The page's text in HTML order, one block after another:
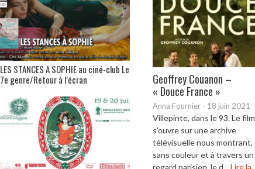
Geoffrey Couanon –
« Douce France »
Anna Fournier - 18 juin 2021
Villepinte, dans le 93. Le film
s’ouvre sur une archive
télévisuelle nous montrant,
sans couleur et à travers un
LES STANCES A SOPHIE au ciné-club Le
7e genre/Retour à l’écran